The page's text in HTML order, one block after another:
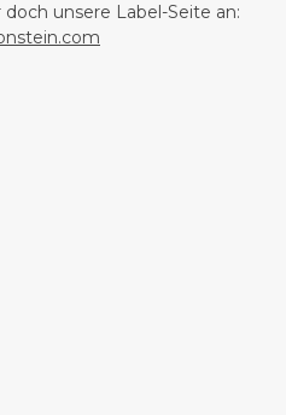
unsere Label-Seite an: